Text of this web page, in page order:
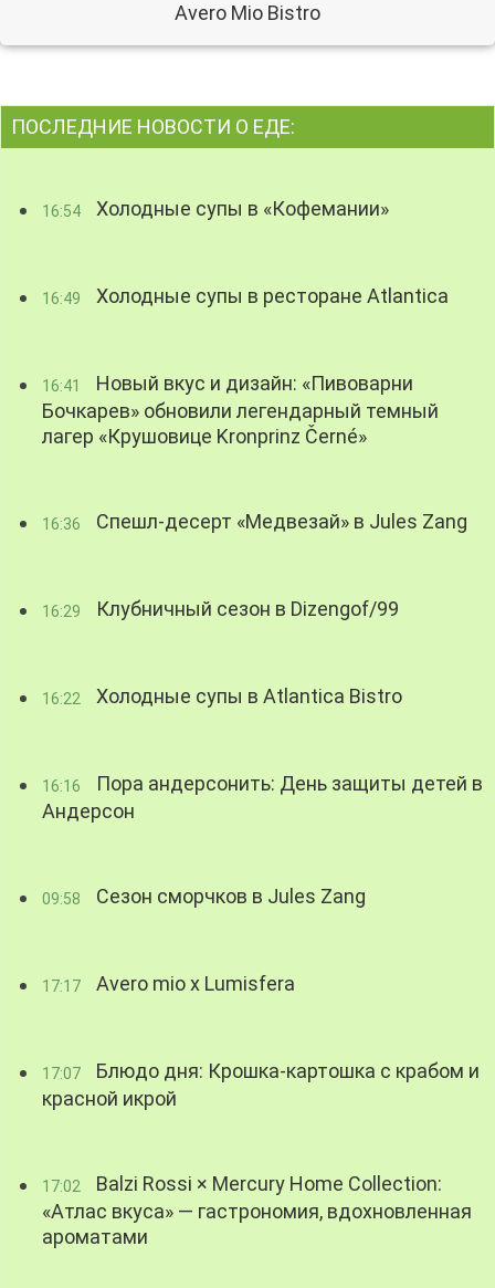
Avero Mio Bistro
ПОСЛЕДНИЕ НОВОСТИ О ЕДЕ:
16:54 Холодные супы в «Кофемании»
16:49 Холодные супы в ресторане Atlantica
16:41
Новый вкус и дизайн: «Пивоварни
Бочкарев» обновили легендарный темный
лагер «Крушовице Kronprinz Černé»
16:36 Спешл-десерт «Медвезай» в Jules Zang
16:29 Клубничный сезон в Dizengof/99
16:22 Холодные супы в Atlantica Bistro
16:16
Пора андерсонить: День защиты детей в
Андерсон
09:58 Сезон сморчков в Jules Zang
17:17 Avero mio x Lumisfera
17:07
Блюдо дня: Крошка-картошка с крабом и
красной икрой
17:02
Balzi Rossi × Mercury Home Collection:
«Атлас вкуса» — гастрономия, вдохновленная
ароматами